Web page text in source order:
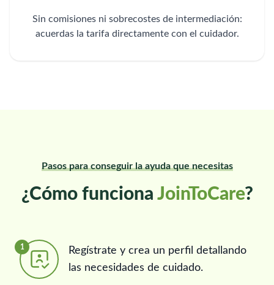
Sin comisiones ni sobrecostes de intermediación:
acuerdas la tarifa directamente con el cuidador.
Pasos para conseguir la ayuda que necesitas
¿Cómo funciona JoinToCare?
1
Regístrate y crea un perfil detallando
las necesidades de cuidado.